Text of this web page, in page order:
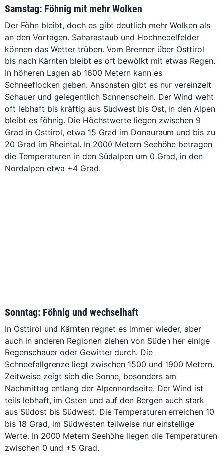
Samstag: Föhnig mit mehr Wolken
Der Föhn bleibt, doch es gibt deutlich mehr Wolken als
an den Vortagen. Saharastaub und Hochnebelfelder
können das Wetter trüben. Vom Brenner über Osttirol
bis nach Kärnten bleibt es oft bewölkt mit etwas Regen.
In höheren Lagen ab 1600 Metern kann es
Schneeflocken geben. Ansonsten gibt es nur vereinzelt
Schauer und gelegentlich Sonnenschein. Der Wind weht
oft lebhaft bis kräftig aus Südwest bis Ost, in den Alpen
bleibt es föhnig. Die Höchstwerte liegen zwischen 9
Grad in Osttirol, etwa 15 Grad im Donauraum und bis zu
20 Grad im Rheintal. In 2000 Metern Seehöhe betragen
die Temperaturen in den Südalpen um 0 Grad, in den
Nordalpen etwa +4 Grad.
Sonntag: Föhnig und wechselhaft
In Osttirol und Kärnten regnet es immer wieder, aber
auch in anderen Regionen ziehen von Süden her einige
Regenschauer oder Gewitter durch. Die
Schneefallgrenze liegt zwischen 1500 und 1900 Metern.
Zeitweise zeigt sich die Sonne, besonders am
Nachmittag entlang der Alpennordseite. Der Wind ist
teils lebhaft, im Osten und auf den Bergen auch stark
aus Südost bis Südwest. Die Temperaturen erreichen 10
bis 18 Grad, im Südwesten teilweise nur einstellige
Werte. In 2000 Metern Seehöhe liegen die Temperaturen
zwischen 0 und +5 Grad.